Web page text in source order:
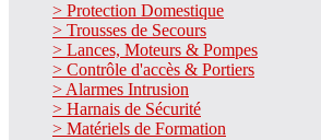
> Protection Domestique
> Trousses de Secours
> Lances, Moteurs & Pompes
> Contrôle d'accès & Portiers
> Alarmes Intrusion
> Harnais de Sécurité
> Matériels de Formation